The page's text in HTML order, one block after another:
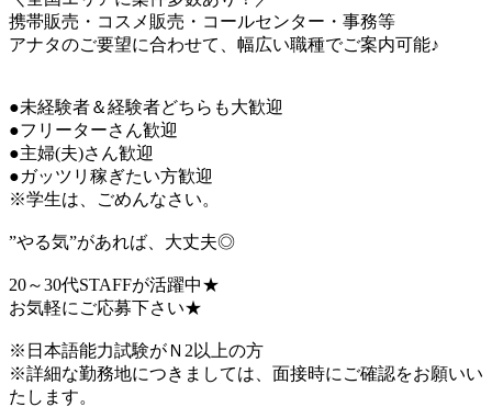
携帯販売・コスメ販売・コールセンター・事務等
アナタのご要望に合わせて、幅広い職種でご案内可能♪
●未経験者＆経験者どちらも大歓迎
●フリーターさん歓迎
●主婦(夫)さん歓迎
●ガッツリ稼ぎたい方歓迎
※学生は、ごめんなさい。
”やる気”があれば、大丈夫◎
20～30代STAFFが活躍中★
お気軽にご応募下さい★
※日本語能力試験がＮ2以上の方
※詳細な勤務地につきましては、面接時にご確認をお願いい
たします。